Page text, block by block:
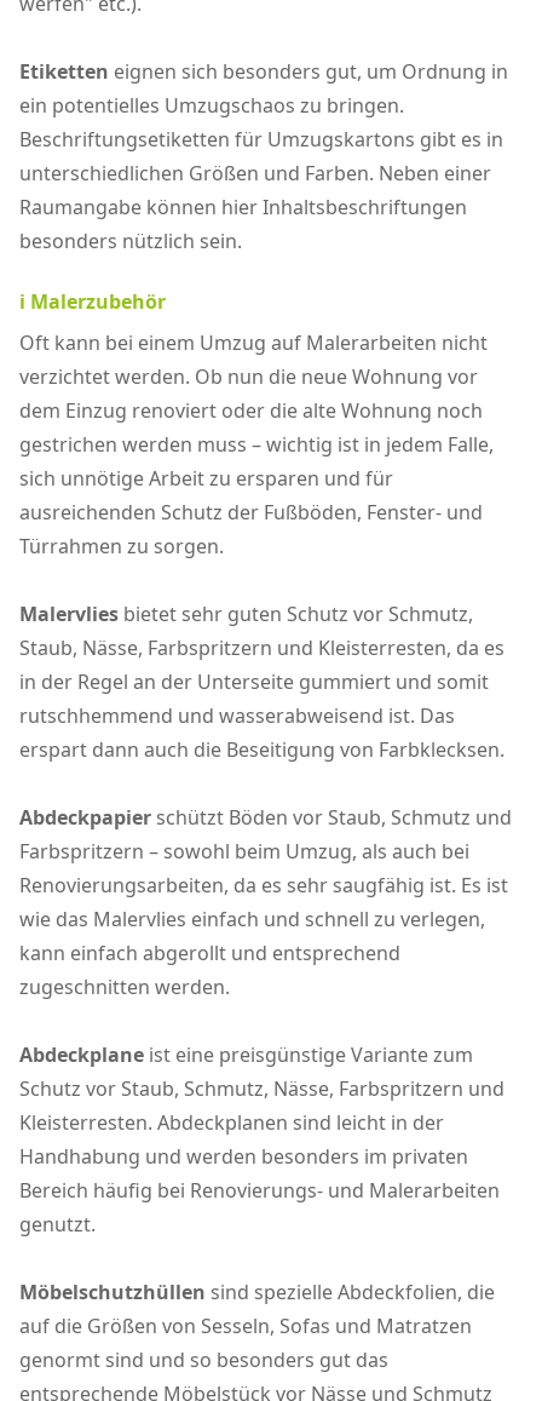
Etiketten eignen sich besonders gut, um Ordnung in
ein potentielles Umzugschaos zu bringen.
Beschriftungsetiketten für Umzugskartons gibt es in
unterschiedlichen Größen und Farben. Neben einer
Raumangabe können hier Inhaltsbeschriftungen
besonders nützlich sein.
ℹ️ Malerzubehör
Oft kann bei einem Umzug auf Malerarbeiten nicht
verzichtet werden. Ob nun die neue Wohnung vor
dem Einzug renoviert oder die alte Wohnung noch
gestrichen werden muss – wichtig ist in jedem Falle,
sich unnötige Arbeit zu ersparen und für
ausreichenden Schutz der Fußböden, Fenster- und
Türrahmen zu sorgen.
Malervlies bietet sehr guten Schutz vor Schmutz,
Staub, Nässe, Farbspritzern und Kleisterresten, da es
in der Regel an der Unterseite gummiert und somit
rutschhemmend und wasserabweisend ist. Das
erspart dann auch die Beseitigung von Farbklecksen.
Abdeckpapier schützt Böden vor Staub, Schmutz und
Farbspritzern – sowohl beim Umzug, als auch bei
Renovierungsarbeiten, da es sehr saugfähig ist. Es ist
wie das Malervlies einfach und schnell zu verlegen,
kann einfach abgerollt und entsprechend
zugeschnitten werden.
Abdeckplane ist eine preisgünstige Variante zum
Schutz vor Staub, Schmutz, Nässe, Farbspritzern und
Kleisterresten. Abdeckplanen sind leicht in der
Handhabung und werden besonders im privaten
Bereich häufig bei Renovierungs- und Malerarbeiten
genutzt.
Möbelschutzhüllen sind spezielle Abdeckfolien, die
auf die Größen von Sesseln, Sofas und Matratzen
genormt sind und so besonders gut das
entsprechende Möbelstück vor Nässe und Schmutz